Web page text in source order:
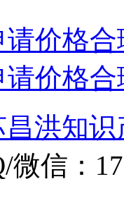
价格
价格
昌洪知
微信：